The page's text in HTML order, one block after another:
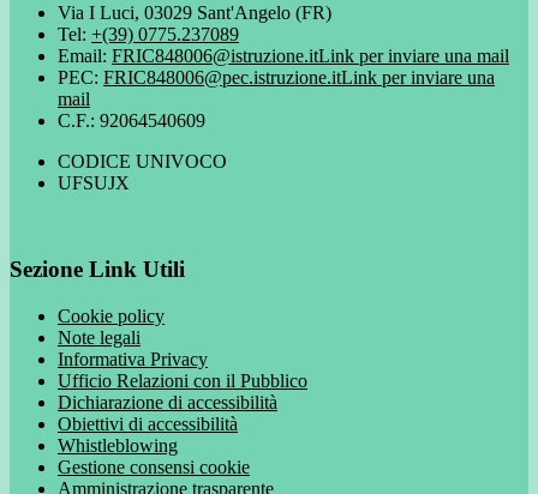
Via I Luci, 03029 Sant'Angelo (FR)
Tel: +(39) 0775.237089
Email: FRIC848006@istruzione.itLink per inviare una mail
PEC: FRIC848006@pec.istruzione.itLink per inviare una
mail
C.F.: 92064540609
CODICE UNIVOCO
UFSUJX
Sezione Link Utili
Cookie policy
Note legali
Informativa Privacy
Ufficio Relazioni con il Pubblico
Dichiarazione di accessibilità
Obiettivi di accessibilità
Whistleblowing
Gestione consensi cookie
Amministrazione trasparente